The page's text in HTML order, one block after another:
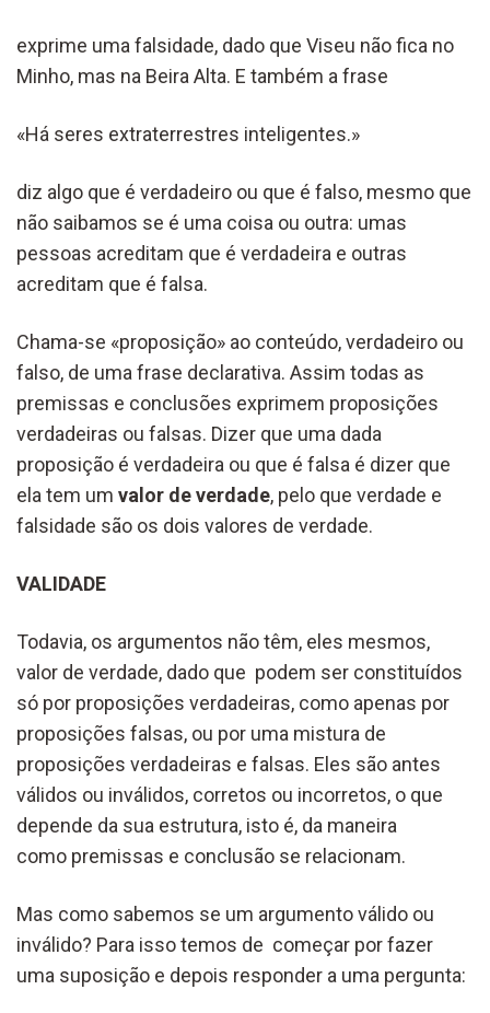
exprime uma falsidade, dado que Viseu não fica no
Minho, mas na Beira Alta. E também a frase
«Há seres extraterrestres inteligentes.»
diz algo que é verdadeiro ou que é falso, mesmo que
não saibamos se é uma coisa ou outra: umas
pessoas acreditam que é verdadeira e outras
acreditam que é falsa.
Chama-se «proposição» ao conteúdo, verdadeiro ou
falso, de uma frase declarativa. Assim todas as
premissas e conclusões exprimem proposições
verdadeiras ou falsas. Dizer que uma dada
proposição é verdadeira ou que é falsa é dizer que
ela tem um valor de verdade, pelo que verdade e
falsidade são os dois valores de verdade.
VALIDADE
Todavia, os argumentos não têm, eles mesmos,
valor de verdade, dado que podem ser constituídos
só por proposições verdadeiras, como apenas por
proposições falsas, ou por uma mistura de
proposições verdadeiras e falsas. Eles são antes
válidos ou inválidos, corretos ou incorretos, o que
depende da sua estrutura, isto é, da maneira
como premissas e conclusão se relacionam.
Mas como sabemos se um argumento válido ou
inválido? Para isso temos de começar por fazer
uma suposição e depois responder a uma pergunta: